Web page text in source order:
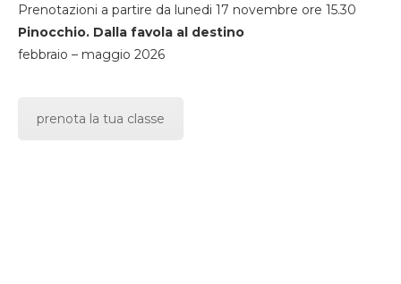
Prenotazioni a partire da lunedi 17 novembre ore 15.30
Pinocchio. Dalla favola al destino
febbraio – maggio 2026
prenota la tua classe